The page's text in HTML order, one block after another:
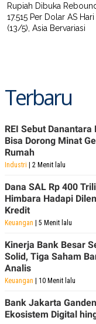
D
L
A
A
N
T
A
K
K
I
E
M
E
N
E
P
E
R
A
E
R
T
S
N
G
K
G
D
I
Rupiah Dibuka
17.515 Per Dolar AS Hari
(13/5), Asia Bervariasi
Terbaru
REI Sebut
Bisa Dorong Minat
Rumah
Industri | 2 Menit lalu
Dana SAL Rp 400
Himbara Hadapi
Kredit
Keuangan | 5 Menit lalu
Kinerja Bank Besar
Solid, Tiga Saham
Analis
Keuangan | 10 Menit lalu
Bank Jakarta
Ekosistem Digital